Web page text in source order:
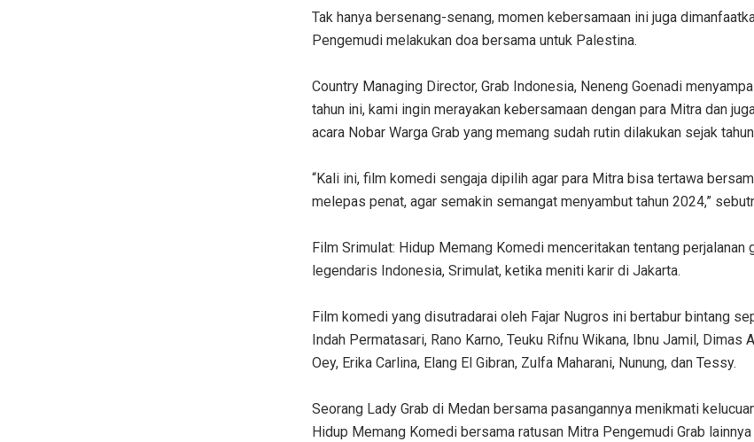
Tak hanya bersenang-senang, momen kebersamaan ini juga
Pengemudi melakukan doa bersama untuk Palestina.
Country Managing Director, Grab Indonesia, Neneng Goenadi
tahun ini, kami ingin merayakan kebersamaan dengan para Mitra dan
acara Nobar Warga Grab yang memang sudah rutin dilakukan sejak
“Kali ini, film komedi sengaja dipilih agar para Mitra bisa tertawa
melepas penat, agar semakin semangat menyambut tahun 2024,”
Film Srimulat: Hidup Memang Komedi menceritakan tentang perjalanan
legendaris Indonesia, Srimulat, ketika meniti karir di Jakarta.
Film komedi yang disutradarai oleh Fajar Nugros ini bertabur bintang
Indah Permatasari, Rano Karno, Teuku Rifnu Wikana, Ibnu Jamil, Dimas
Oey, Erika Carlina, Elang El Gibran, Zulfa Maharani, Nunung, dan Tessy.
Seorang Lady Grab di Medan bersama pasangannya menikmati
Hidup Memang Komedi bersama ratusan Mitra Pengemudi Grab